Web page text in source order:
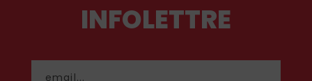
INFOLETTRE